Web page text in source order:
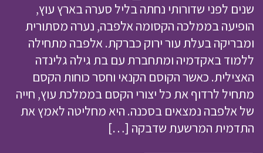
שנים לפני שדורותי נחתה בליל סערה בארץ עוץ,
הופיעה בממלכה הקסומה אלפבה, נערה מסתורית
ומבריקה בעלת עור ירוק כברקת. אלפבה מתחילה
ללמוד באקדמיה ומתחברת עם בת גילה גלינדה
האצילית. כאשר הקוסם הקנאי וחסר כוחות הקסם
מתחיל לרדוף את כל יצורי הקסם בממלכת עוץ, חייה
של אלפבה נמצאים בסכנה. היא מחליטה לאמץ את
התדמית המרשעת שדבקה […]